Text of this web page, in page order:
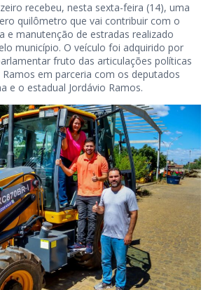
recebeu, nesta sexta-feira (14), uma
quilômetro que vai contribuir com o
e manutenção de estradas realizado
município. O veículo foi adquirido por
fruto das articulações políticas
Ramos em parceria com os deputados
e o estadual Jordávio Ramos.